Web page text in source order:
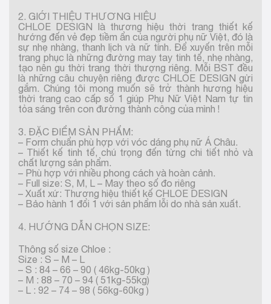
2. GIỚI THIỆU THƯƠNG HIỆU
CHLOE DESIGN là thương hiệu thời trang thiết kế
hướng đến vẻ đẹp tiềm ẩn của người phụ nữ Việt, đó là
sự nhẹ nhàng, thanh lịch và nữ tính. Để xuyến trên mỗi
trang phục là những đường may tay tinh tế, nhẹ nhàng,
tạo nên gu thời trang thời thượng riêng. Mỗi BST đều
là những câu chuyện riêng được CHLOE DESIGN gửi
gắm. Chúng tôi mong muốn sẽ trở thành hương hiệu
thời trang cao cấp số 1 giúp Phụ Nữ Việt Nam tự tin
tỏa sáng trên con đường thành công của mình !
3. ĐẶC ĐIỂM SẢN PHẨM:
– Form chuẩn phù hợp với vóc dáng phụ nữ Á Châu.
– Thiết kế tinh tế, chú trọng đến từng chi tiết nhỏ và
chất lượng sản phẩm.
– Phù hợp với nhiều phong cách và hoàn cảnh.
– Full size: S, M, L – May theo số đo riêng
– Xuất xứ: Thương hiệu thiết kế CHLOE DESIGN
– Bảo hành 1 đổi 1 với sản phẩm lỗi do nhà sản xuất.
4. HƯỚNG DẪN CHỌN SIZE:
Thông số size Chloe :
Size : S – M – L
– S : 84 – 66 – 90 ( 46kg-50kg )
– M : 88 – 70 – 94 ( 51kg-55kg)
– L : 92 – 74 – 98 ( 56kg-60kg )